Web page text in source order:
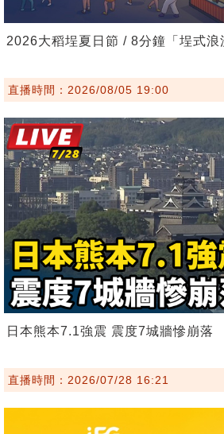
2026大稻埕夏日節 / 8分鐘「埕式浪
直播時間：2026/08/05 19:00
日本熊本7.1強震 震度7城牆慘崩落
直播時間：2026/07/28 16:21